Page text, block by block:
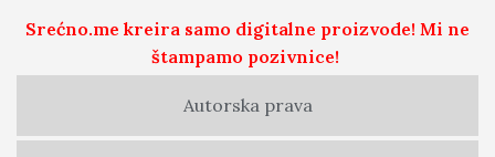
Autorska prava
Srećno.me kreira samo digitalne proizvode! Mi ne
štampamo pozivnice!